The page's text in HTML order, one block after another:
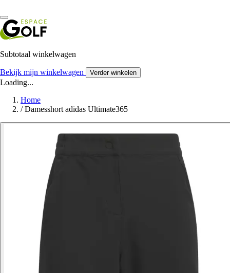
Subtotaal winkelwagen
Bekijk mijn winkelwagen Verder winkelen
Loading...
Home
/ Damesshort adidas Ultimate365